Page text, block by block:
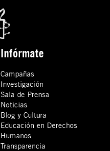
Infórmate
Campañas
Investigación
Sala de Prensa
Noticias
Blog y Cultura
Educación en Derechos
Humanos
Transparencia